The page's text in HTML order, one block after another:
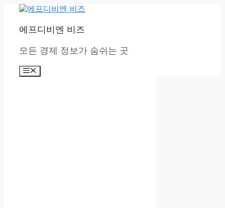
에프디비엔 비즈
모든 경제 정보가 숨쉬는 곳
메